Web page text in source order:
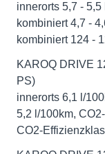
innerorts 5,7 -
kombiniert 4,7 -
kombiniert 124 -
KAROQ DRIVE
PS)
innerorts 6,1 l/
5,2 l/100km,
CO2-